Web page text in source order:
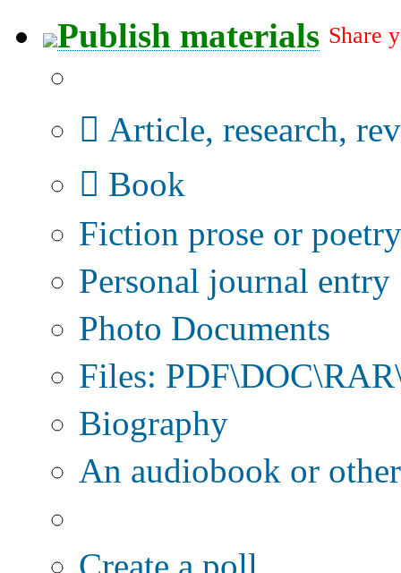
Publish materials Share
Article, research,
Book
Fiction prose or poetry
Personal journal entry
Photo Documents
Files:
Biography
An audiobook or